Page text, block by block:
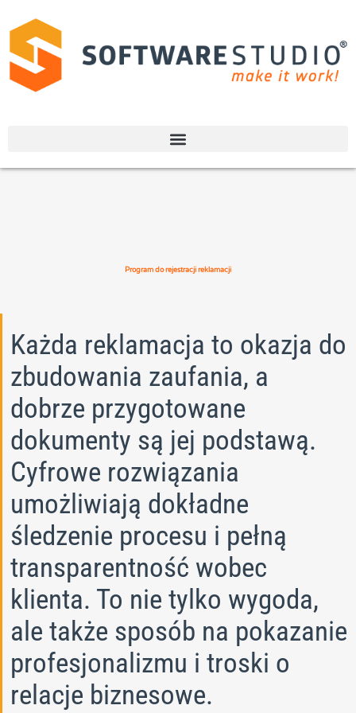
Program do rejestracji reklamacji
Każda reklamacja to okazja do
zbudowania zaufania, a
dobrze przygotowane
dokumenty są jej podstawą.
Cyfrowe rozwiązania
umożliwiają dokładne
śledzenie procesu i pełną
transparentność wobec
klienta. To nie tylko wygoda,
ale także sposób na pokazanie
profesjonalizmu i troski o
relacje biznesowe.